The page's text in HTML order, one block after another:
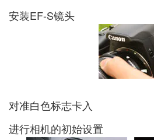
安装EF-S镜头
对准白色标志卡入
进行相机的初始设置